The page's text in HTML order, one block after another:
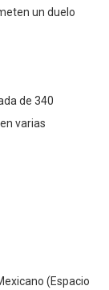
un duelo
de 340
varias
(Espacio